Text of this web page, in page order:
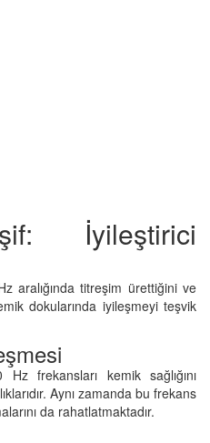
İyileştirici
aralığında titreşim ürettiğini ve
dokularında iyileşmeyi teşvik
frekansları kemik sağlığını
Aynı zamanda bu frekans
da rahatlatmaktadır.